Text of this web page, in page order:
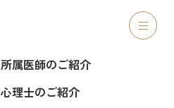
所属医師のご紹介
心理士のご紹介